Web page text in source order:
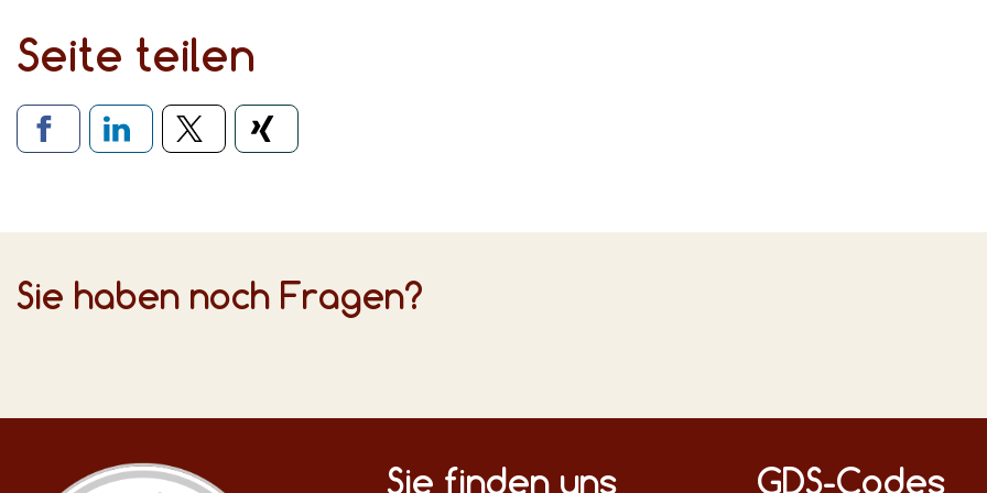
Seite teilen
Verlinkung zu sozialen Medien
Sie haben noch Fragen?
Sie finden uns GDS-Codes